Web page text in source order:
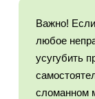
Важно!
любое
усугубить
сломанном